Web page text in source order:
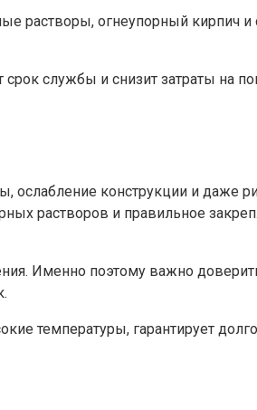
растворы, огнеупорный кирпич
службы и снизит затраты на
ослабление конструкции и даже
растворов и правильное
Именно поэтому важно
температуры, гарантирует